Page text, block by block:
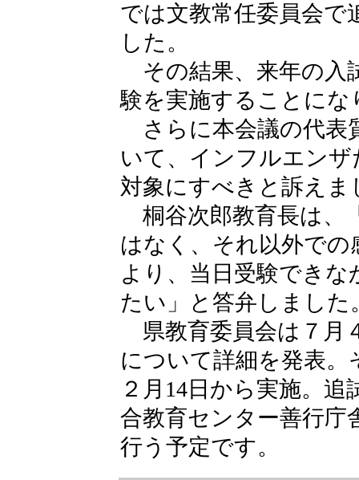
では文教常任委員会で
した。
その結果、来年の入
験を実施することにな
さらに本会議の代表
いて、インフルエン
対象にすべきと訴えま
桐谷次郎教育長は、
はなく、それ以外で
より、当日受験でき
たい」と答弁しました
県教育委員会は７月
について詳細を発表
２月14日から実施。
合教育センター善行庁
行う予定です。